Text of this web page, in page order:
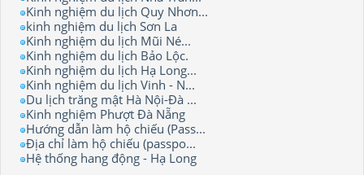
Kinh nghiệm du lịch Quy Nhơn...
kinh nghiệm du lịch Sơn La
Kinh nghiệm du lịch Mũi Né...
Kinh nghiệm du lịch Bảo Lộc.
Kinh nghiệm du lịch Hạ Long...
Kinh nghiệm du lịch Vinh - N...
Du lịch trăng mật Hà Nội-Đà ...
Kinh nghiệm Phượt Đà Nẵng
Hướng dẫn làm hộ chiếu (Pass...
Địa chỉ làm hộ chiếu (passpo...
Hệ thống hang động - Hạ Long